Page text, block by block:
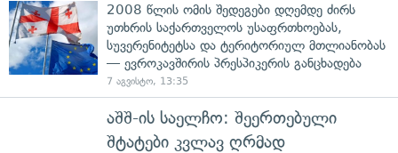
2008 წლის ომის შედეგები დღემდე ძირს
უთხრის საქართველოს უსაფრთხოებას,
სუვერენიტეტსა და ტერიტორიულ მთლიანობას
— ევროკავშირის პრესპიკერის განცხადება
7 აგვისტო, 13:35
აშშ-ის საელჩო: შეერთებული
შტატები კვლავ ღრმად